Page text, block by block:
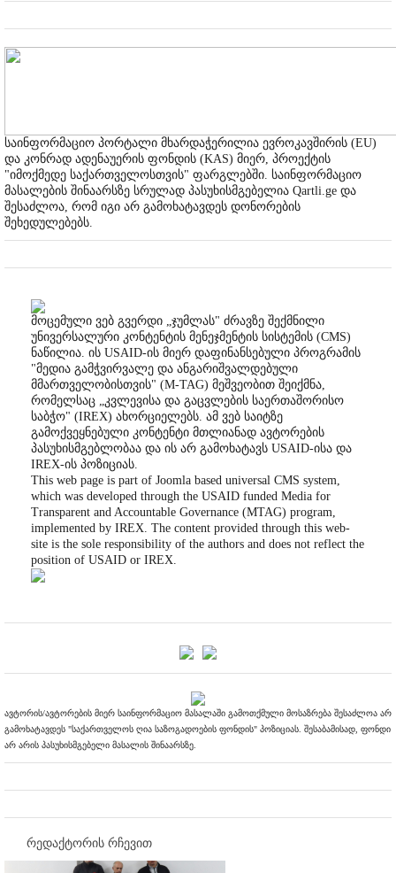
საინფორმაციო პორტალი მხარდაჭერილია ევროკავშირის (EU)
და კონრად ადენაუერის ფონდის (KAS) მიერ, პროექტის
"იმოქმედე საქართველოსთვის" ფარგლებში. საინფორმაციო
მასალების შინაარსზე სრულად პასუხისმგებელია Qartli.ge და
შესაძლოა, რომ იგი არ გამოხატავდეს დონორების
შეხედულებებს.
მოცემული ვებ გვერდი „ჯუმლას" ძრავზე შექმნილი
უნივერსალური კონტენტის მენეჯმენტის სისტემის (CMS)
ნაწილია. ის USAID-ის მიერ დაფინანსებული პროგრამის
"მედია გამჭვირვალე და ანგარიშვალდებული
მმართველობისთვის" (M-TAG) მეშვეობით შეიქმნა,
რომელსაც „კვლევისა და გაცვლების საერთაშორისო
საბჭო" (IREX) ახორციელებს. ამ ვებ საიტზე
გამოქვეყნებული კონტენტი მთლიანად ავტორების
პასუხისმგებლობაა და ის არ გამოხატავს USAID-ისა და
IREX-ის პოზიციას.
This web page is part of Joomla based universal CMS system,
which was developed through the USAID funded Media for
Transparent and Accountable Governance (MTAG) program,
implemented by IREX. The content provided through this web-
site is the sole responsibility of the authors and does not reflect the
position of USAID or IREX.
ავტორის/ავტორების მიერ საინფორმაციო მასალაში გამოთქმული მოსაზრება შესაძლოა არ
გამოხატავდეს "საქართველოს ღია საზოგადოების ფონდის" პოზიციას. შესაბამისად, ფონდი
არ არის პასუხისმგებელი მასალის შინაარსზე.
რედაქტორის რჩევით